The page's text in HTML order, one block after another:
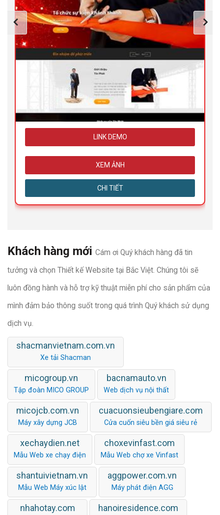
LINK DEMO
XEM ẢNH
CHI TIẾT
Khách hàng mới Cám ơi Quý khách hàng đã tin
tưởng và chọn Thiết kế Website tại Bắc Việt. Chúng tôi sẽ
luôn đồng hành và hỗ trợ kỹ thuật miễn phí cho sản phẩm của
mình đảm bảo thông suốt trong quá trình Quý khách sử dụng
dịch vụ.
shacmanvietnam.com.vn
Xe tải Shacman
micogroup.vn
Tập đoàn MICO GROUP
bacnamauto.vn
Web dịch vụ nội thất
micojcb.com.vn
Máy xây dựng JCB
cuacuonsieubengiare.com
Cửa cuốn siêu bền giá siêu rẻ
xechaydien.net
Mẫu Web xe chạy điện
choxevinfast.com
Mẫu Web chợ xe Vinfast
shantuivietnam.vn
Mẫu Web Máy xúc lật
aggpower.com.vn
Máy phát điện AGG
nhahotay.com hanoiresidence.com